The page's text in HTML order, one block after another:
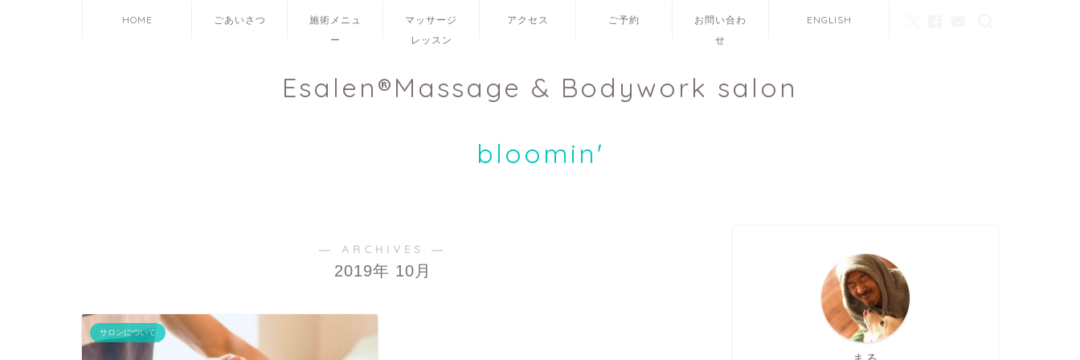
HOME ごあいさつ
施術メニュ
ー
マッサージ
レッスン
アクセス ご予約
お問い合わ
せ
ENGLISH
Esalen®Massage & Bodywork salon
bloomin'
― ARCHIVES ―
2019年 10月
サロンについて